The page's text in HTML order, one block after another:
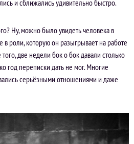
и сближались удивительно быстро.
Ну, можно было увидеть человека в
в роли, которую он разыгрывает на работе
две недели бок о бок давали столько
год переписки дать не мог. Многие
серьёзными отношениями и даже